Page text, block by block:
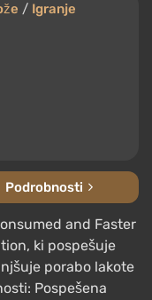
/ Igranje
Podrobnosti
and Faster
ki pospešuje
porabo lakote
Pospešena